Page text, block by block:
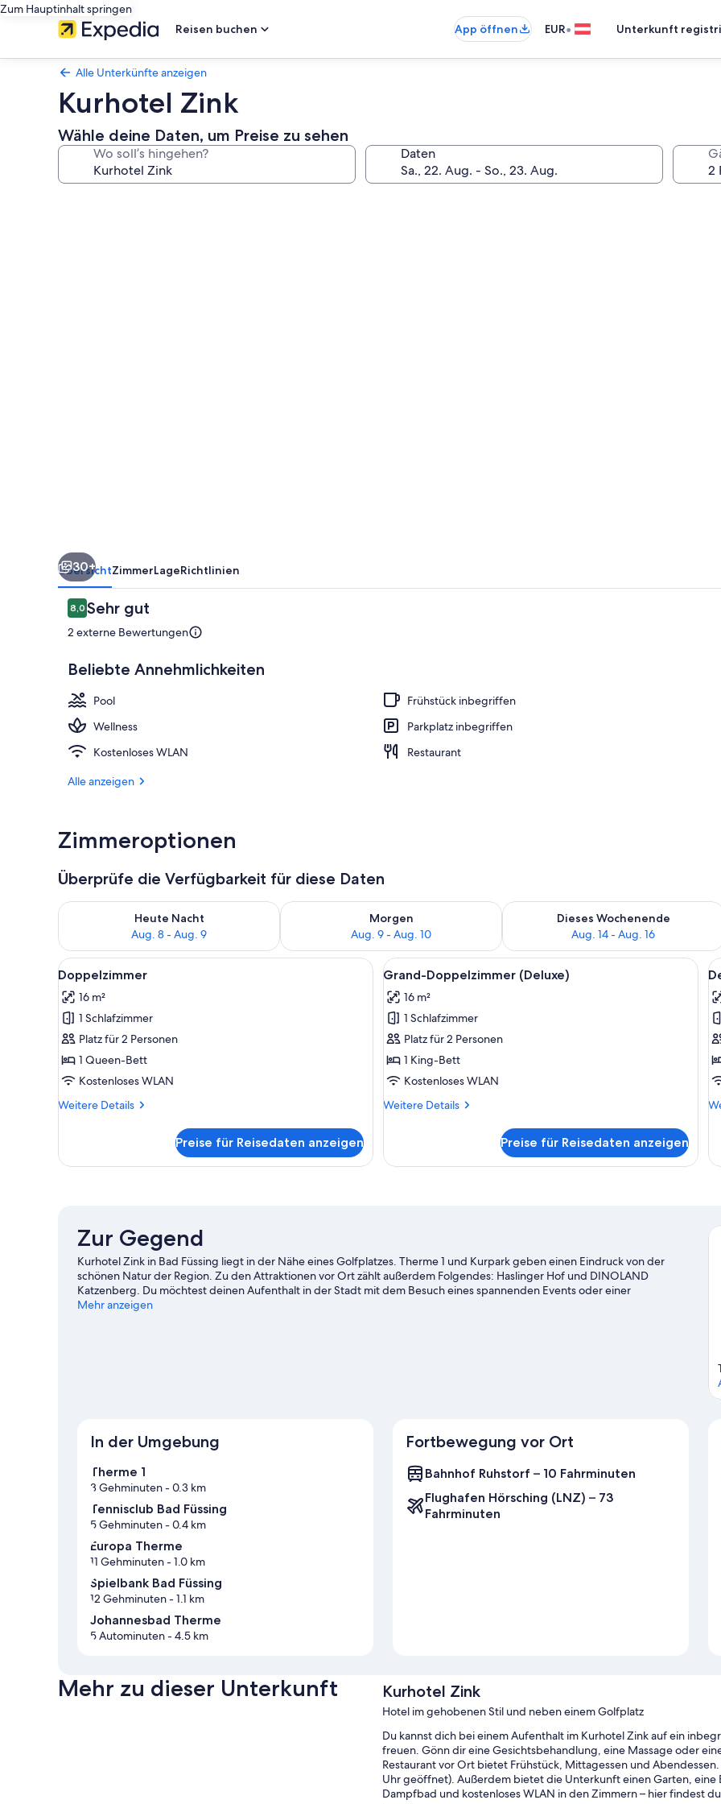
Zum Hauptinhalt springen
Reisen buchen
App öffnen EUR• Unterkunft
Alle Unterkünfte anzeigen
Kurhotel Zink
Wähle deine Daten, um Preise zu sehen
Wo soll’s hingehen? Daten
30+
ÜbersichtZimmerLageRichtlinien
Bewertungen
8,08,0 von 10.
Sehr gut
2 externe Bewertungen
Beliebte Annehmlichkeiten
Pool
Frühstück inbegriffen
Wellness
Parkplatz inbegriffen
Kostenloses WLAN
Restaurant
Alle anzeigen
Zimmeroptionen
Überprüfe die Verfügbarkeit für diese Daten
Heute Nacht
Aug. 8 - Aug. 9
Überprüfe die Verfügbarkeit für heute Nacht, Aug. 8 - Aug. 9.
Morgen
Aug. 9 - Aug. 10
Überprüfe die Verfügbarkeit für morgen, Aug. 9 - Aug. 10.
Dieses Wochenende
Aug. 14 - Aug. 16
Überprüfe die Verfügbarkeit für
Alle
Fotos
für
Doppelzimmer
anzeigen
Ein Hotelzimmer mit einem gestreiften Sofa, zwei Beistelltischen mit Lampen und einem Bild an der Wand.
4
Doppelzimmer
16 m²
1 Schlafzimmer
Platz für 2 Personen
1 Queen-Bett
Kostenloses WLAN
Weitere Details
Weitere
Preise für Reisedaten anzeigen
Alle
Fotos
für
Grand-
Doppelzimmer
(Deluxe)
anzeigen
Ein Hotelzimmer mit einem Bett,
5
Grand-Doppelzimmer (Deluxe)
16 m²
1 Schlafzimmer
Platz für 2 Personen
1 King-Bett
Kostenloses WLAN
Weitere Details
Weitere
Doppelzimmer
Preise für Reisedaten anzeigen
Zur Gegend
Kurhotel Zink in Bad Füssing liegt in der Nähe eines Golfplatzes. Therme 1 und Kurpark geben einen Eindruck von der
schönen Natur der Region. Zu den Attraktionen vor Ort zählt außerdem Folgendes: Haslinger Hof und DINOLAND
Katzenberg. Du möchtest deinen Aufenthalt in der Stadt mit dem Besuch eines spannenden Events oder einer
Sportveranstaltung aufpeppen? Dann schau doch einmal hier vorbei: Tennisclub Bad Füssing oder Sport EDER + BERGER.
Mehr anzeigen
In der Umgebung
Therme 1
3 Gehminuten- 0.3 km
Tennisclub Bad Füssing
5 Gehminuten- 0.4 km
Europa Therme
11 Gehminuten- 1.0 km
Spielbank Bad Füssing
12 Gehminuten- 1.1 km
Johannesbad Therme
5 Autominuten- 4.5 km
Fortbewegung vor Ort
Bahnhof Ruhstorf – 10 Fahrminuten
Flughafen Hörsching (LNZ) – 73
Fahrminuten
Mehr zu dieser Unterkunft Kurhotel Zink
Hotel im gehobenen Stil und neben einem Golfplatz
Du kannst dich bei einem Aufenthalt im Kurhotel Zink auf ein
freuen. Gönn dir eine Gesichtsbehandlung, eine Massage oder
Restaurant vor Ort bietet Frühstück, Mittagessen und
Uhr geöffnet). Außerdem bietet die Unterkunft einen Garten, eine
Dampfbad und kostenloses WLAN in den Zimmern – hier findest